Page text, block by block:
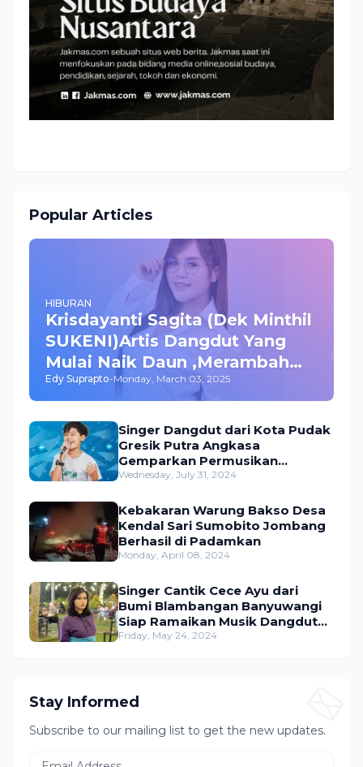
Popular Articles
HIBURAN
Krisdayanti Sagita (Dek Minthil
SUKENI)Artis Dangdut Yang
Mulai Naik Daun ,Merambah
Bisnis dan Akting
Edy Suprapto-Monday, March 03, 2025
Singer Dangdut dari Kota Pudak
Gresik Putra Angkasa
Gemparkan Permusikan
Dangdut Indonesia
Wednesday, July 31, 2024
Kebakaran Warung Bakso Desa
Kendal Sari Sumobito Jombang
Berhasil di Padamkan
Monday, April 08, 2024
Singer Cantik Cece Ayu dari
Bumi Blambangan Banyuwangi
Siap Ramaikan Musik Dangdut
Indonesia
Friday, May 24, 2024
Stay Informed
Subscribe to our mailing list to get the new updates.